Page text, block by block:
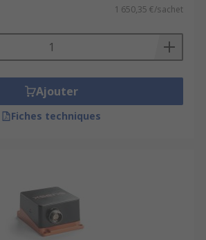
1 650,35 €/sachet
Ajouter
Fiches techniques